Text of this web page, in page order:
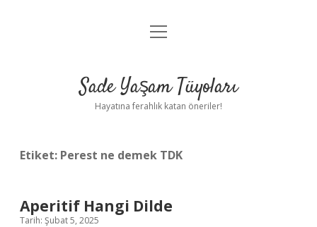
Anasayfa
Yasal Uyarı
menüyü
Sade Yaşam Tüyoları
Hayatına ferahlık katan öneriler!
Etiket: Perest ne demek TDK
Aperitif Hangi Dilde
Tarih: Şubat 5, 2025